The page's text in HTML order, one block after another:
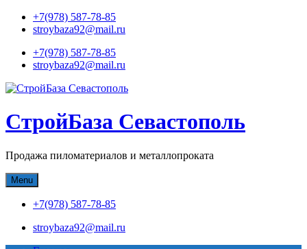
Skip
+7(978) 587-78-85
stroybaza92@mail.ru
+7(978) 587-78-85
stroybaza92@mail.ru
СтройБаза Севастополь
Продажа пиломатериалов и металлопроката
Menu
+7(978) 587-78-85
stroybaza92@mail.ru